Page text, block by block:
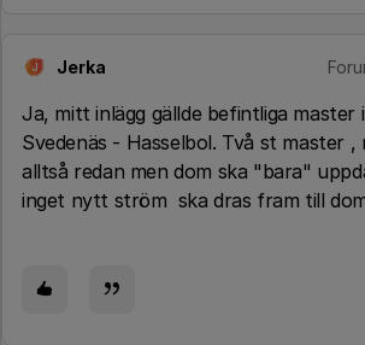
J Jerka
Ja, mitt inlägg gällde befintliga master
Svedenäs - Hasselbol. Två st master
alltså redan men dom ska "bara"
inget nytt ström ska dras fram till